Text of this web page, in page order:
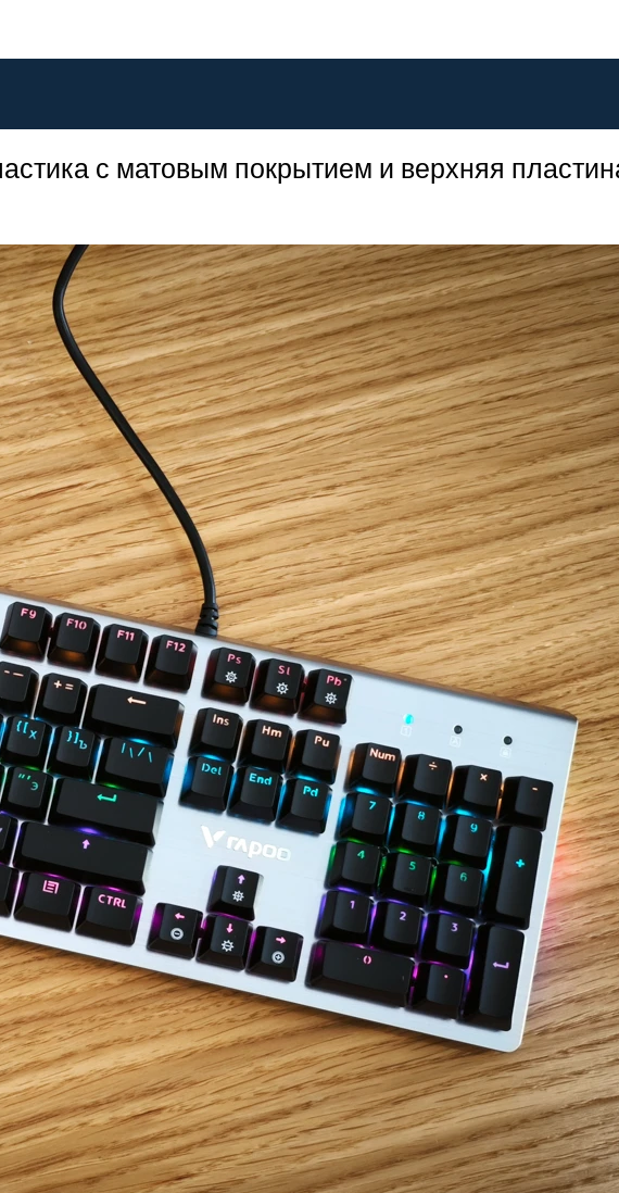
с матовым покрытием и верхняя